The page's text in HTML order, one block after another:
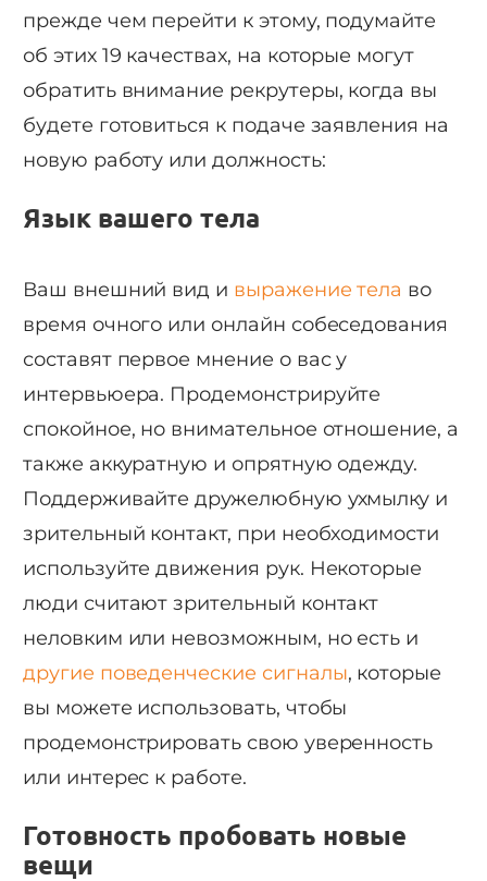
прежде чем перейти к этому, подумайте
об этих 19 качествах, на которые могут
обратить внимание рекрутеры, когда вы
будете готовиться к подаче заявления на
новую работу или должность:
Язык вашего тела
Ваш внешний вид и выражение тела во
время очного или онлайн собеседования
составят первое мнение о вас у
интервьюера. Продемонстрируйте
спокойное, но внимательное отношение, а
также аккуратную и опрятную одежду.
Поддерживайте дружелюбную ухмылку и
зрительный контакт, при необходимости
используйте движения рук. Некоторые
люди считают зрительный контакт
неловким или невозможным, но есть и
другие поведенческие сигналы, которые
вы можете использовать, чтобы
продемонстрировать свою уверенность
или интерес к работе.
Готовность пробовать новые
вещи